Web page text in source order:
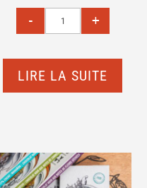
prix
initial
26,70€.
prix
actuel
25,00€.
LIRE LA SUITE